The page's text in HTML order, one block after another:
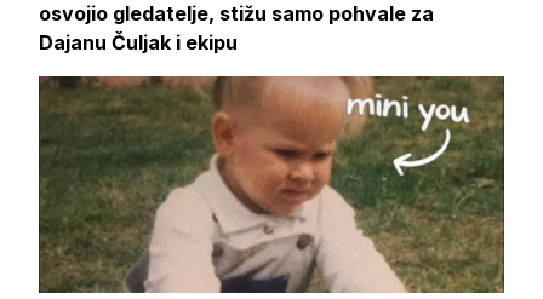
osvojio gledatelje, stižu samo pohvale za
Dajanu Čuljak i ekipu